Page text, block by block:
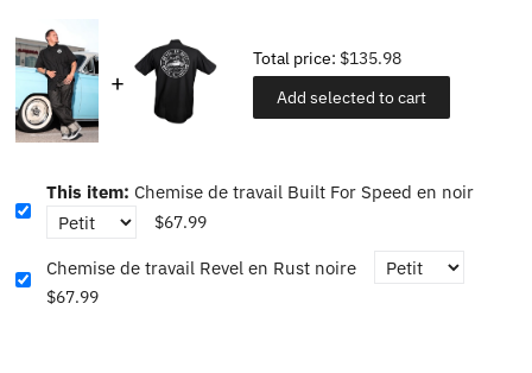
Total price: $135.98
Add selected to cart
This item: Chemise de travail Built For Speed en noir
$67.99
Chemise de travail Revel en Rust noire
$67.99